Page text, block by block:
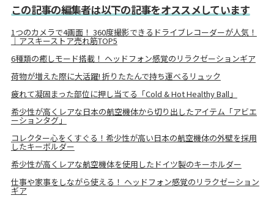
この記事の編集者は以下の記事をオススメしています
1つのカメラで4画面！ 360度撮影できるドライブレコーダーが人気！
｜アスキーストア売れ筋TOP5
6種類の癒しモード搭載！ ヘッドフォン感覚のリラクゼーションギア
荷物が増えた際に大活躍! 折りたたんで持ち運べるリュック
疲れて凝固まった部位に押し当てる「Cold & Hot Healthy Ball」
希少性が高くレアな日本の航空機体から切り出したアイテム「アビエ
ーションタグ」
コレクター心をくすぐる！希少性が高い日本の航空機体の外壁を採用
したキーボルダー
希少性が高くレアな航空機体を使用したドイツ製のキーホルダー
仕事や家事をしながら使える！ ヘッドフォン感覚のリラクゼーション
ギア